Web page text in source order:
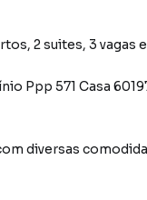
2 suites, 3 vagas
Ppp 571 Casa
diversas